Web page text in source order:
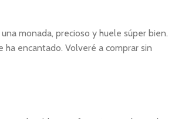
monada, precioso y huele súper bien.
ha encantado. Volveré a comprar sin